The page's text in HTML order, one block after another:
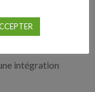
recherches,
sont nos
intégration